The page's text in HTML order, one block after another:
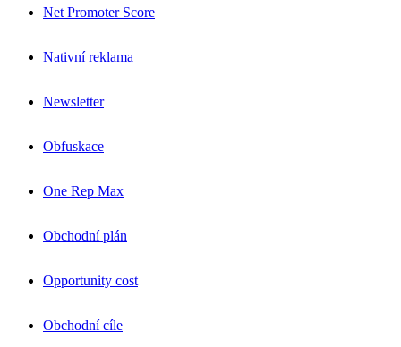
Net Promoter Score
Nativní reklama
Newsletter
Obfuskace
One Rep Max
Obchodní plán
Opportunity cost
Obchodní cíle